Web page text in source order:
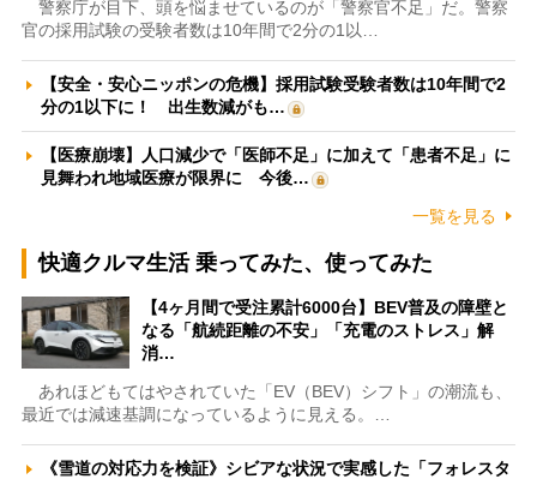
警察庁が目下、頭を悩ませているのが「警察官不足」だ。警察
官の採用試験の受験者数は10年間で2分の1以…
【安全・安心ニッポンの危機】採用試験受験者数は10年間で2
分の1以下に！ 出生数減がも…
【医療崩壊】人口減少で「医師不足」に加えて「患者不足」に
見舞われ地域医療が限界に 今後…
一覧を見る
快適クルマ生活 乗ってみた、使ってみた
【4ヶ月間で受注累計6000台】BEV普及の障壁と
なる「航続距離の不安」「充電のストレス」解
消…
あれほどもてはやされていた「EV（BEV）シフト」の潮流も、
最近では減速基調になっているように見える。…
《雪道の対応力を検証》シビアな状況で実感した「フォレスタ